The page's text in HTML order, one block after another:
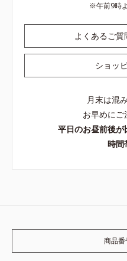
午前9時
よくあるご
ショッ
月末は混
お早めにご
平日のお昼前後
時間
商品番